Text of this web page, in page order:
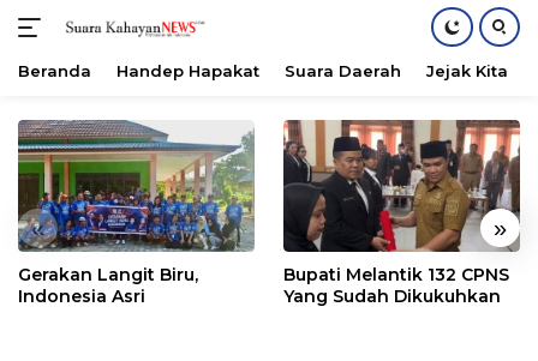
konten
Beranda Handep Hapakat Suara Daerah Jejak Kita
« »
Gerakan Langit Biru,
Indonesia Asri
Bupati Melantik 132 CPNS
Yang Sudah Dikukuhkan